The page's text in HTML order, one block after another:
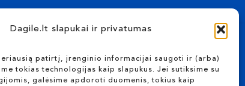
Dagile.lt slapukai ir privatumas
patirtį, įrenginio informacijai saugoti ir (arba)
tokias technologijas kaip slapukus. Jei sutiksime su
galėsime apdoroti duomenis, tokius kaip
TELEFONO NUMERIS
+370 655 10117